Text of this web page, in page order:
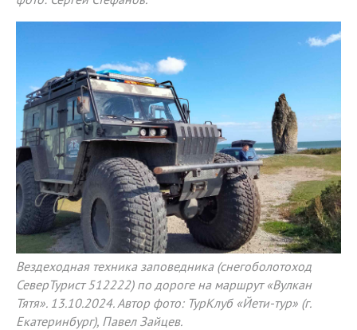
Вездеходная техника заповедника (снегоболотоход
СеверТурист 512222) по дороге на маршрут «Вулкан
Тятя». 13.10.2024. Автор фото: ТурКлуб «Йети-тур» (г.
Екатеринбург), Павел Зайцев.